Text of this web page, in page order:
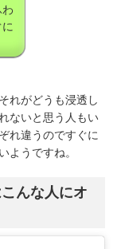
れがどうも浸透し
ないと思う人もい
れ違うのですぐに
ようですね。
んな人にオ